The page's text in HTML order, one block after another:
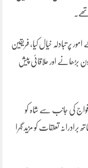
پر تبادلہ خیال کیا، فریقین
بڑھانے اور علاقائی پیش
کی جانب سے شاہ کو
تعلقات کو مزید گہرا